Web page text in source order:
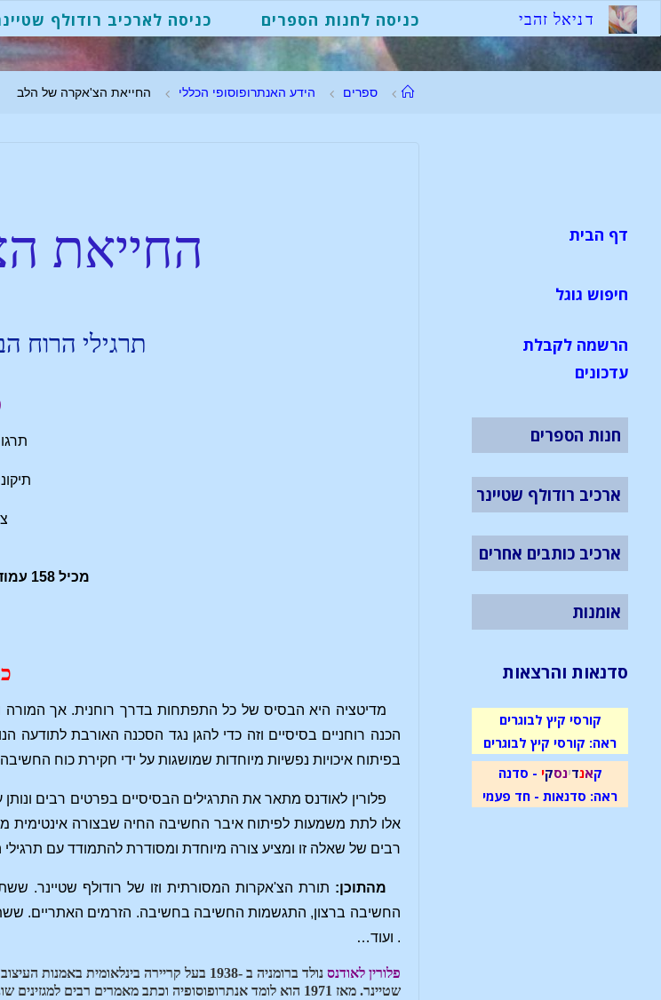
דניאל זהבי כניסה לחנות הספרים כניסה לארכיב רודולף
ספרים הידע האנתרופוסופי הכללי החייאת הצ'אקרה של הלב
החייאת
תרגילי הרוח
מכיל 158 עמודים מחיר 76 ₪ הוצאת חירות
מדיטציה היא הבסיס של כל התפתחות בדרך רוחנית. אך המורה
הכנה רוחניים בסיסיים וזה כדי להגן נגד הסכנה האורבת לתודעה
בפיתוח איכויות נפשיות מיוחדות שמושגות על ידי חקירת כוח
פלורין לאודנס מתאר את התרגילים הבסיסיים בפרטים רבים
אלו לתת משמעות לפיתוח איבר החשיבה החיה שבצורה
רבים של שאלה זו ומציע צורה מיוחדת ומסודרת להתמודד עם
מהתוכן: תורת הצ'אקרות המסורתית וזו של רודולף שטיינר.
החשיבה ברצון, התגשמות החשיבה בחשיבה. הזרמים האתריים. ששת
. ועוד…
פלורין לאודנס
שטיינר. מאז 1971 הוא לומד אנתרופוסופיה וכתב מאמרים
דף הבית
חיפוש גוגל
הרשמה לקבלת
עדכונים
חנות הספרים
ארכיב רודולף שטיינר
ארכיב כותבים אחרים
אומנות
סדנאות והרצאות
קורסי קיץ לבוגרים
ראה: קורסי קיץ לבוגרים
קאנדינסקי - סדנה
ראה: סדנאות - חד פעמי